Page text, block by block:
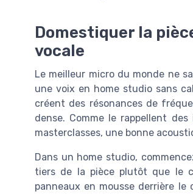
Domestiquer la
vocale
Le meilleur micro du monde ne
une voix en home studio sans
créent des résonances de
dense. Comme le rappellent
masterclasses, une bonne
Dans un home studio,
tiers de la pièce plutôt que le
panneaux en mousse derrière